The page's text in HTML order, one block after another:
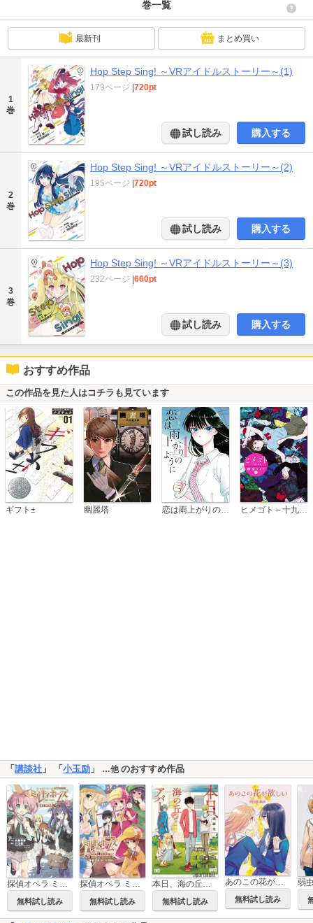
巻一覧
最新刊 まとめ買い
1
巻
Hop Step Sing! ～VRアイドルストーリー～(1)
179ページ |720pt
試し読み 購入する
2
巻
Hop Step Sing! ～VRアイドルストーリー～(2)
195ページ |720pt
試し読み 購入する
3
巻
Hop Step Sing! ～VRアイドルストーリー～(3)
232ページ |660pt
試し読み 購入する
おすすめ作品
この作品を見た人はコチラも見ています
ギフト± 幽麗塔 ヒメゴト～十九歳の制服～
「講談社 」 「小玉励 」 …他のおすすめ作品
探偵オペラ ミルキィホームズ はじめまして。
無料試し読み
探偵オペラ ミルキィホームズ ぽっしぶる。
無料試し読み
本日、海の丘アパートメントにて
無料試し読み
あのこの花が欲しい
無料試し読み
弱